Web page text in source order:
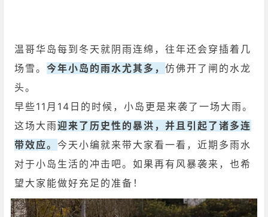
温哥华岛每到冬天就阴雨连绵，往年还会穿插着几
场雪。 今年小岛的雨水尤其多， 仿佛开了闸的水龙
头。
早些11月14日的时候，小岛更是来袭了一场大雨。
这场大雨迎来了历史性的暴洪，并且引起了诸多连
带效应。 今天小编就来带大家看一看，近期多雨水
对于小岛生活的冲击吧。如果再有风暴袭来，也希
望大家能做好充足的准备！